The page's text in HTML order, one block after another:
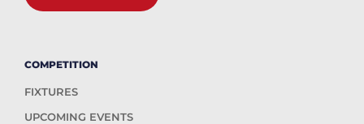
COMPETITION
FIXTURES
UPCOMING EVENTS